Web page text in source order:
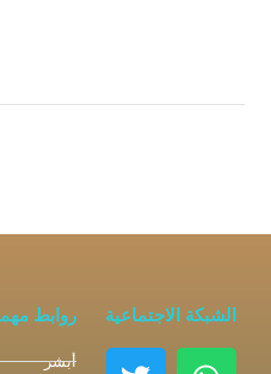
الشبكة الاجتماعية روابط
أبشر